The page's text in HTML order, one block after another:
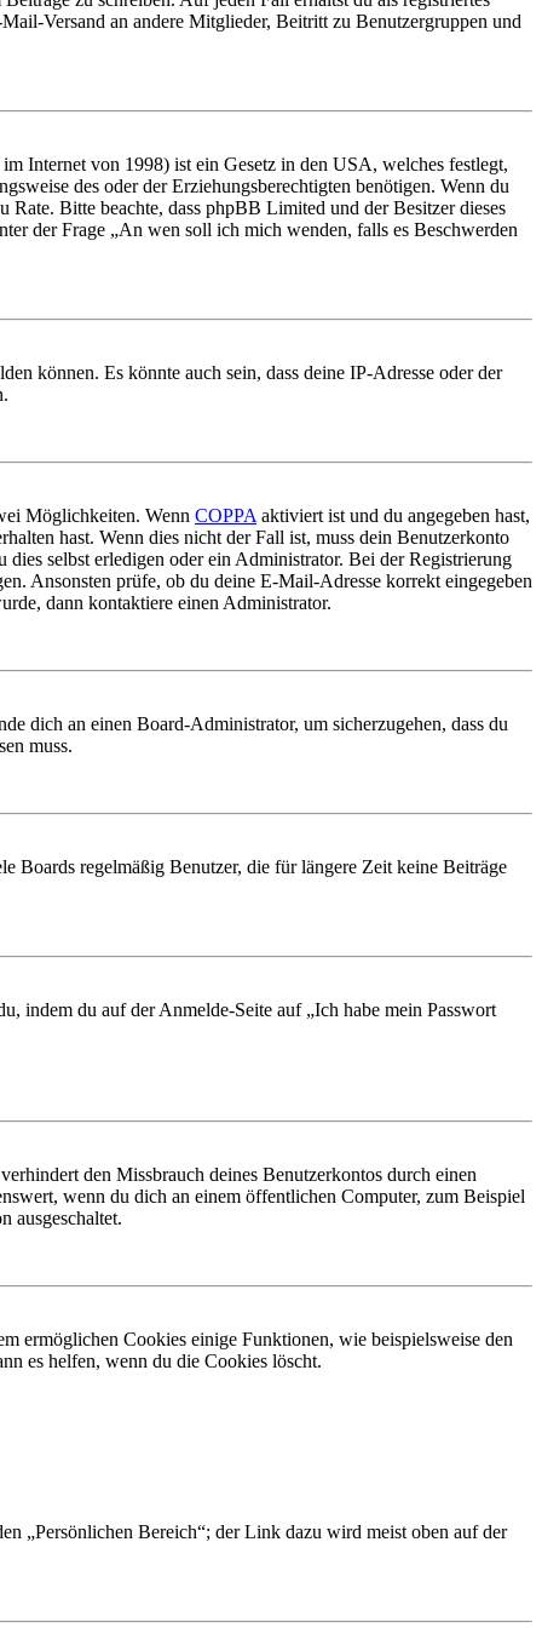
Versand an andere Mitglieder, Beitritt zu Benutzergruppen und
Internet von 1998) ist ein Gesetz in den USA, welches festlegt,
des oder der Erziehungsberechtigten benötigen. Wenn du
Bitte beachte, dass phpBB Limited und der Besitzer dieses
der Frage „An wen soll ich mich wenden, falls es Beschwerden
können. Es könnte auch sein, dass deine IP-Adresse oder der
Möglichkeiten. Wenn COPPA aktiviert ist und du angegeben hast,
hast. Wenn dies nicht der Fall ist, muss dein Benutzerkonto
selbst erledigen oder ein Administrator. Bei der Registrierung
Ansonsten prüfe, ob du deine E-Mail-Adresse korrekt eingegeben
dann kontaktiere einen Administrator.
dich an einen Board-Administrator, um sicherzugehen, dass du
muss.
Boards regelmäßig Benutzer, die für längere Zeit keine Beiträge
indem du auf der Anmelde-Seite auf „Ich habe mein Passwort
den Missbrauch deines Benutzerkontos durch einen
wenn du dich an einem öffentlichen Computer, zum Beispiel
ausgeschaltet.
ermöglichen Cookies einige Funktionen, wie beispielsweise den
es helfen, wenn du die Cookies löscht.
„Persönlichen Bereich“; der Link dazu wird meist oben auf der